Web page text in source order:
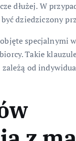
dłużej. W
dziedziczony
specjalnymi
Takie
od